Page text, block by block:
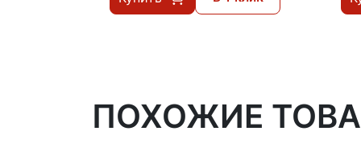
ПОХОЖИЕ